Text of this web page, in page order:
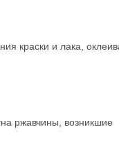
краски и лака,
ржавчины, возникшие